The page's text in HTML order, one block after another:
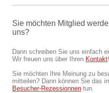
Sie möchten Mitglied
uns?
Dann schreiben Sie uns einfach
Wir freuen uns über Ihren Kontakt!
Sie möchten Ihre Meinung zu
mitteilen? Dann können Sie das
Besucher-Rezessionnen tun.